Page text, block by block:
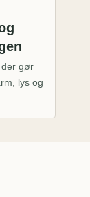
der gør
lys og